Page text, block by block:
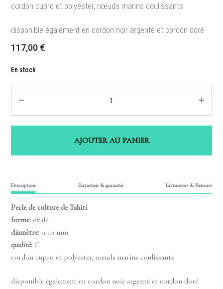
cordon cupro et polyester, nœuds marins coulissants
disponible également en cordon noir argenté et cordon doré
117,00 €
En stock
AJOUTER AU PANIER
Description Entretien & garantie Livraisons & Retours
Perle de culture de Tahiti
forme: ovale
diamètre: 9-10 mm
qualité: C
cordon cupro et polyester, nœuds marins coulissants
disponible également en cordon noir argenté et cordon doré